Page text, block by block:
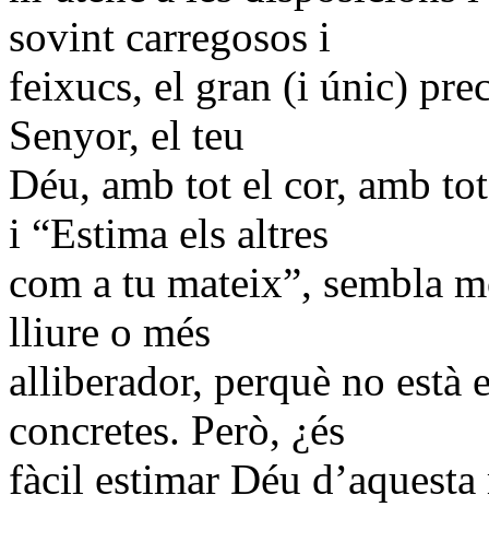
sovint carregosos i
feixucs, el gran (i únic)
Senyor, el teu
Déu, amb tot el cor, amb
i “Estima els altres
com a tu mateix”, sembla
lliure o més
alliberador, perquè no està
concretes. Però, ¿és
fàcil estimar Déu d’aquesta